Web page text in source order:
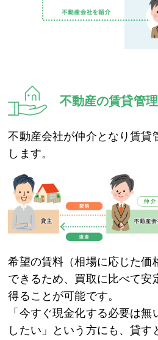
不動産の賃貸管
不動産会社が仲介となり賃貸
します。
希望の賃料（相場に応じた価
できるため、買取に比べて安
得ることが可能です。
「今すぐ現金化する必要は
したい」という方にも、貸す